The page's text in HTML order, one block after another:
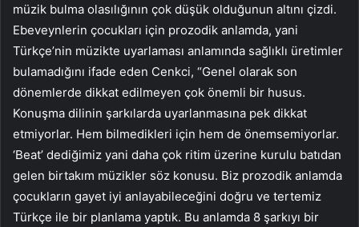
müzik bulma olasılığının çok düşük olduğunun altını çizdi.
Ebeveynlerin çocukları için prozodik anlamda, yani
Türkçe’nin müzikte uyarlaması anlamında sağlıklı üretimler
bulamadığını ifade eden Cenkci, “Genel olarak son
dönemlerde dikkat edilmeyen çok önemli bir husus.
Konuşma dilinin şarkılarda uyarlanmasına pek dikkat
etmiyorlar. Hem bilmedikleri için hem de önemsemiyorlar.
‘Beat’ dediğimiz yani daha çok ritim üzerine kurulu batıdan
gelen birtakım müzikler söz konusu. Biz prozodik anlamda
çocukların gayet iyi anlayabileceğini doğru ve tertemiz
Türkçe ile bir planlama yaptık. Bu anlamda 8 şarkıyı bir